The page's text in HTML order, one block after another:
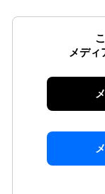
メディ